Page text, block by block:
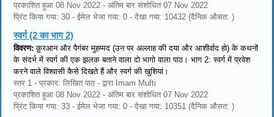
प्रकाशित हुआ 08 Nov 2022 - अंतिम बार संशोधित 07 Nov 2022
प्रिंट किया गया: 30 - ईमेल भेजा गया: 0 - देखा गया: 10432 (दैनिक औसत: )
स्वर्ग (2 का भाग 2)
विवरण: क़ुरआन और पैगंबर मुहम्मद (उन पर अल्लाह की दया और आशीर्वाद हो) के कथनों
के संदर्भ में स्वर्ग की एक झलक बताने वाला दो भागो वाला पाठ। भाग 2: स्वर्ग में प्रवेश
करने वाले विश्वासी कैसे दिखते हैं और स्वर्ग की खुशियां।
स्तर 1 - प्रकार: लिखित पाठ - द्वारा Imam Mufti
प्रकाशित हुआ 08 Nov 2022 - अंतिम बार संशोधित 07 Nov 2022
प्रिंट किया गया: 33 - ईमेल भेजा गया: 0 - देखा गया: 10351 (दैनिक औसत: )